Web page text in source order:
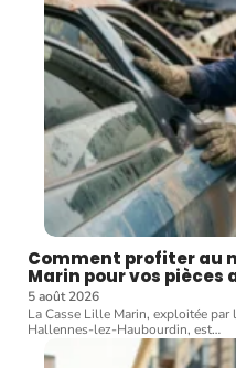
Comment profiter au
Marin pour vos pièces
5 août 2026
La Casse Lille Marin, exploitée
Hallennes-lez-Haubourdin, est…